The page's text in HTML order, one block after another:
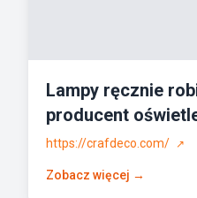
Lampy ręcznie
producent
https://crafdeco.com/ ↗
Zobacz więcej →